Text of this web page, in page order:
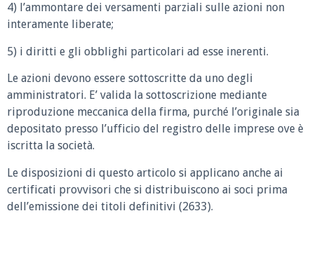
4) l’ammontare dei versamenti parziali sulle azioni non
interamente liberate;
5) i diritti e gli obblighi particolari ad esse inerenti.
Le azioni devono essere sottoscritte da uno degli
amministratori. E’ valida la sottoscrizione mediante
riproduzione meccanica della firma, purché l’originale sia
depositato presso l’ufficio del registro delle imprese ove è
iscritta la società.
Le disposizioni di questo articolo si applicano anche ai
certificati provvisori che si distribuiscono ai soci prima
dell’emissione dei titoli definitivi (2633).